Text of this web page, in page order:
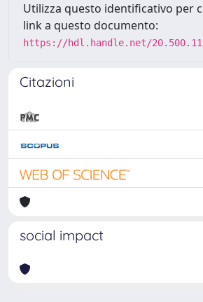
Utilizza questo identificativo per
link a questo documento:
https://hdl.handle.net/
Citazioni
social impact